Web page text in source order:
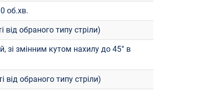
об.хв.
обраного типу стріли)
зі змінним кутом нахилу до 45° в
обраного типу стріли)